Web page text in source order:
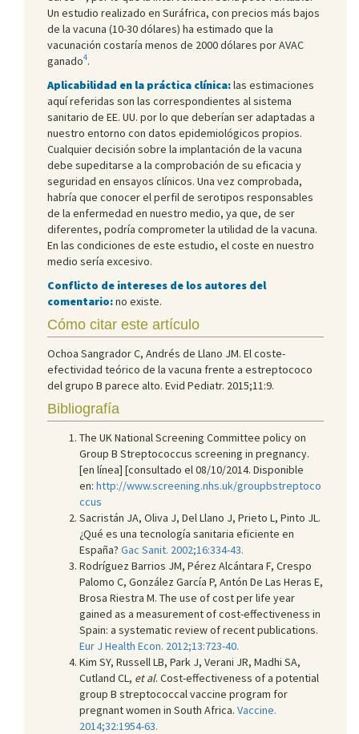
Un estudio realizado en Suráfrica, con precios más bajos
de la vacuna (10-30 dólares) ha estimado que la
vacunación costaría menos de 2000 dólares por AVAC
ganado4.
Aplicabilidad en la práctica clínica:las estimaciones
aquí referidas son las correspondientes al sistema
sanitario de EE. UU. por lo que deberían ser adaptadas a
nuestro entorno con datos epidemiológicos propios.
Cualquier decisión sobre la implantación de la vacuna
debe supeditarse a la comprobación de su eficacia y
seguridad en ensayos clínicos. Una vez comprobada,
habría que conocer el perfil de serotipos responsables
de la enfermedad en nuestro medio, ya que, de ser
diferentes, podría comprometer la utilidad de la vacuna.
En las condiciones de este estudio, el coste en nuestro
medio sería excesivo.
Conflicto de intereses de los autores del
comentario:no existe.
Cómo citar este artículo
Ochoa Sangrador C, Andrés de Llano JM. El coste-
efectividad teórico de la vacuna frente a estreptococo
del grupo B parece alto. Evid Pediatr. 2015;11:9.
Bibliografía
The UK National Screening Committee policy on
Group B Streptococcus screening in pregnancy.
[en línea] [consultado el 08/10/2014. Disponible
en: http://www.screening.nhs.uk/groupbstreptoco
ccus
Sacristán JA, Oliva J, Del Llano J, Prieto L, Pinto JL.
¿Qué es una tecnología sanitaria eficiente en
España? Gac Sanit. 2002;16:334-43.
Rodríguez Barrios JM, Pérez Alcántara F, Crespo
Palomo C, González García P, Antón De Las Heras E,
Brosa Riestra M. The use of cost per life year
gained as a measurement of cost-effectiveness in
Spain: a systematic review of recent publications.
Eur J Health Econ. 2012;13:723-40.
Kim SY, Russell LB, Park J, Verani JR, Madhi SA,
Cutland CL, et al. Cost-effectiveness of a potential
group B streptococcal vaccine program for
pregnant women in South Africa. Vaccine.
2014;32:1954-63.